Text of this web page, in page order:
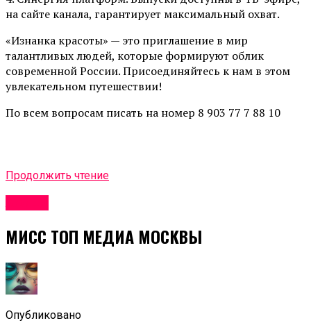
на сайте канала, гарантирует максимальный охват.
«Изнанка красоты» — это приглашение в мир
талантливых людей, которые формируют облик
современной России. Присоединяйтесь к нам в этом
увлекательном путешествии!
По всем вопросам писать на номер 8 903 77 7 88 10
Продолжить чтение
МИСС ТОП МЕДИА МОСКВЫ
Опубликовано